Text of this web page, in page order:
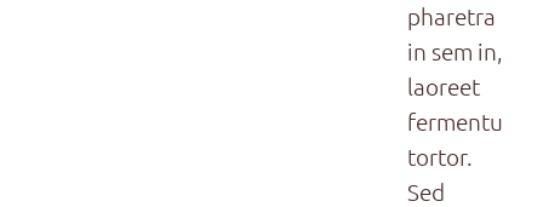
pharetra
in sem in,
laoreet
fermentum
tortor.
Sed